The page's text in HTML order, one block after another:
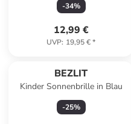
-34%
12,99 €
UVP: 19,95 €*
BEZLIT
Kinder Sonnenbrille in Blau
-25%